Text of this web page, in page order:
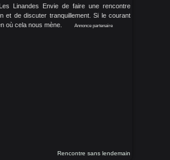
Linandes Envie de faire une rencontre
et de discuter tranquillement. Si le courant
où cela nous mène.
Annonce partenaire
Rencontre sans lendemain